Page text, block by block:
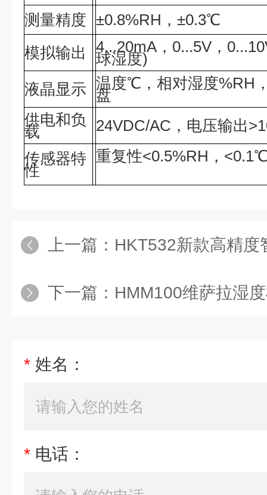
测量精度 ±0.8%RH，±0.3℃
模拟输出
4...20mA，0...5V，
球湿度)
液晶显示 温度℃，相对湿度%RH
盘
供电和负
载
24VDC/AC，电压输出
传感器特
性
重复性<0.5%RH，
上一篇： HKT532新款高精度
下一篇： HMM100维萨拉湿度模块可
* 姓名：
* 电话：